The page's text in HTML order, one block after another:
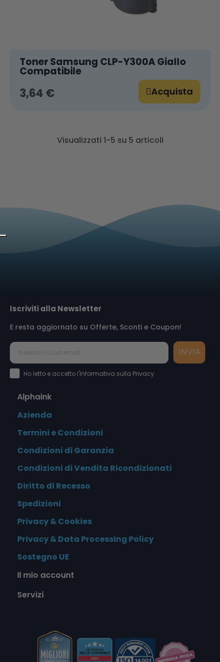
Toner Samsung CLP-Y300A Giallo
Compatibile
3,64 € Acquista
Visualizzati 1-5 su 5 articoli
Iscriviti alla Newsletter
E resta aggiornato su Offerte, Sconti e Coupon!
INVIA
Accettazione Privacy Policy
Ho letto e accetto l'Informativa sulla Privacy
Alphaink
Azienda
Termini e Condizioni
Condizioni di Garanzia
Condizioni di Vendita Ricondizionati
Diritto di Recesso
Spedizioni
Privacy & Cookies
Privacy & Data Processing Policy
Sostegno UE
Il mio account
Servizi